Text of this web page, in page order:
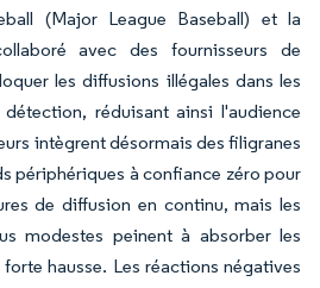
(Major League Baseball) et la
avec des fournisseurs de
les diffusions illégales dans les
réduisant ainsi l'audience
intègrent désormais des filigranes
périphériques à confiance zéro pour
de diffusion en continu, mais les
modestes peinent à absorber les
hausse. Les réactions négatives